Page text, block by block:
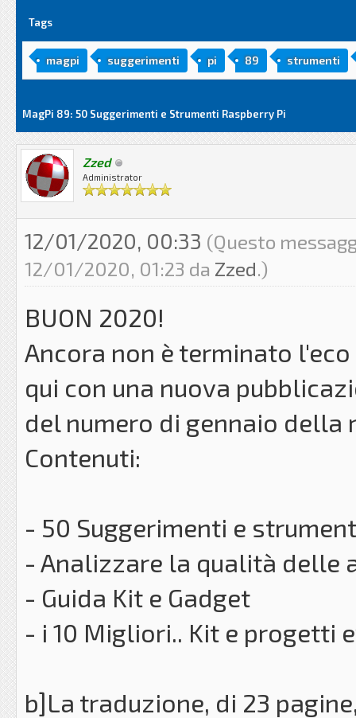
Tags
magpi suggerimenti pi 89 strumenti
MagPi 89: 50 Suggerimenti e Strumenti Raspberry Pi
Zzed
Administrator
12/01/2020, 00:33 (Questo
12/01/2020, 01:23 da Zzed.)
BUON 2020!
Ancora non è terminato
qui con una nuova
del numero di gennaio
Contenuti:
- 50 Suggerimenti e
- Analizzare la qualità delle
- Guida Kit e Gadget
- i 10 Migliori.. Kit e progetti
b]La traduzione, di 23